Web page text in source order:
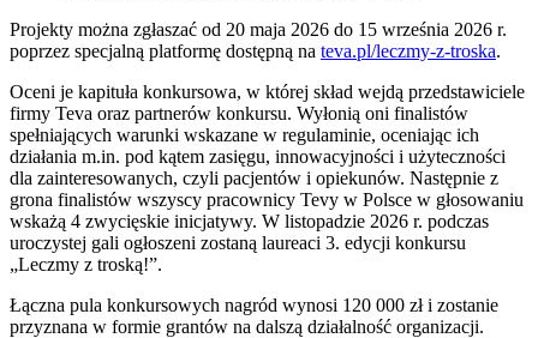
Projekty można zgłaszać od 20 maja 2026 do 15 września 2026 r.
poprzez specjalną platformę dostępną na teva.pl/leczmy-z-troska.
Oceni je kapituła konkursowa, w której skład wejdą przedstawiciele
firmy Teva oraz partnerów konkursu. Wyłonią oni finalistów
spełniających warunki wskazane w regulaminie, oceniając ich
działania m.in. pod kątem zasięgu, innowacyjności i użyteczności
dla zainteresowanych, czyli pacjentów i opiekunów. Następnie z
grona finalistów wszyscy pracownicy Tevy w Polsce w głosowaniu
wskażą 4 zwycięskie inicjatywy. W listopadzie 2026 r. podczas
uroczystej gali ogłoszeni zostaną laureaci 3. edycji konkursu
„Leczmy z troską!”.
Łączna pula konkursowych nagród wynosi 120 000 zł i zostanie
przyznana w formie grantów na dalszą działalność organizacji.